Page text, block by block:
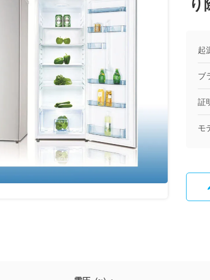
り
起
ブ
証
モ